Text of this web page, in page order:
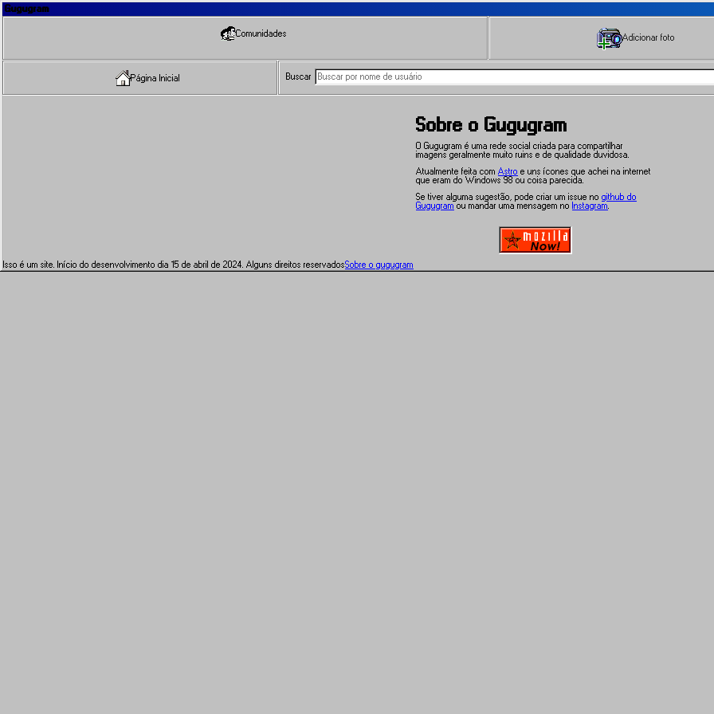
Gugugram
Página Inicial
Comunidades Adicionar foto
Buscar
Sobre o Gugugram
O Gugugram é uma rede social criada para compartilhar
imagens geralmente muito ruins e de qualidade duvidosa.
Atualmente feita com Astro e uns ícones que achei na internet
que eram do Windows 98 ou coisa parecida.
Se tiver alguma sugestão, pode criar um issue no github do
Gugugram ou mandar uma mensagem no Instagram.
Isso é um site. Início do desenvolvimento dia 15 de abril de 2024. Alguns direitos reservadosSobre o gugugram